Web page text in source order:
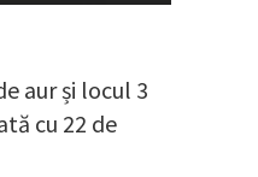
aur și locul 3
cu 22 de